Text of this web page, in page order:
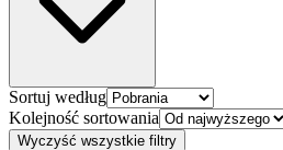
Sortuj według
Kolejność sortowania
Wyczyść wszystkie filtry